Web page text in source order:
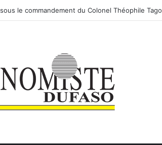
le commandement du Colonel Théophile Tago